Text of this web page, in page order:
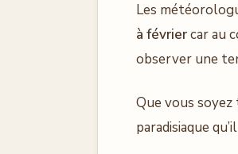
Les
à févriercar au
observer une
Que vous
paradisiaque